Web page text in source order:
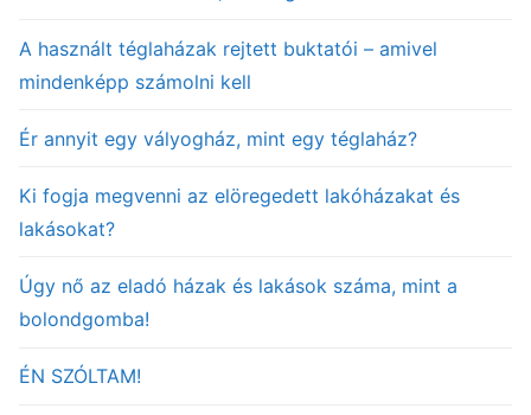
A használt téglaházak rejtett buktatói – amivel
mindenképp számolni kell
Ér annyit egy vályogház, mint egy téglaház?
Ki fogja megvenni az elöregedett lakóházakat és
lakásokat?
Úgy nő az eladó házak és lakások száma, mint a
bolondgomba!
ÉN SZÓLTAM!